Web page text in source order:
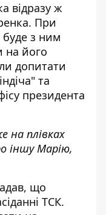
відразу ж
При
з ним
на його
допитати
та
президента
на плівках
іншу Марію,
що
ТСК.